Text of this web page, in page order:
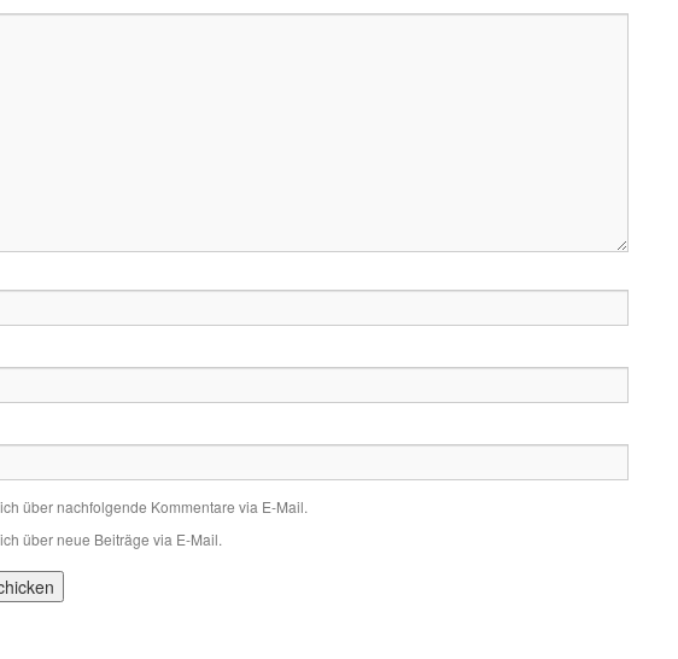
über nachfolgende Kommentare via E-Mail.
über neue Beiträge via E-Mail.